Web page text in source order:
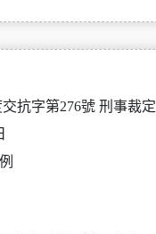
抗字第276號 刑事裁定